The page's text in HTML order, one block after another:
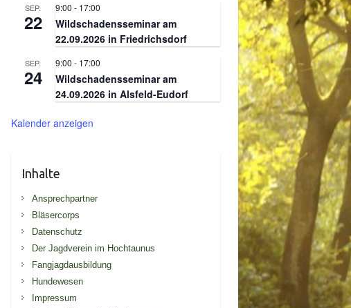
SEP.
22
9:00 - 17:00
Wildschadensseminar am
22.09.2026 in Friedrichsdorf
SEP.
24
9:00 - 17:00
Wildschadensseminar am
24.09.2026 in Alsfeld-Eudorf
Kalender anzeigen
Inhalte
Ansprechpartner
Bläsercorps
Datenschutz
Der Jagdverein im Hochtaunus
Fangjagdausbildung
Hundewesen
Impressum